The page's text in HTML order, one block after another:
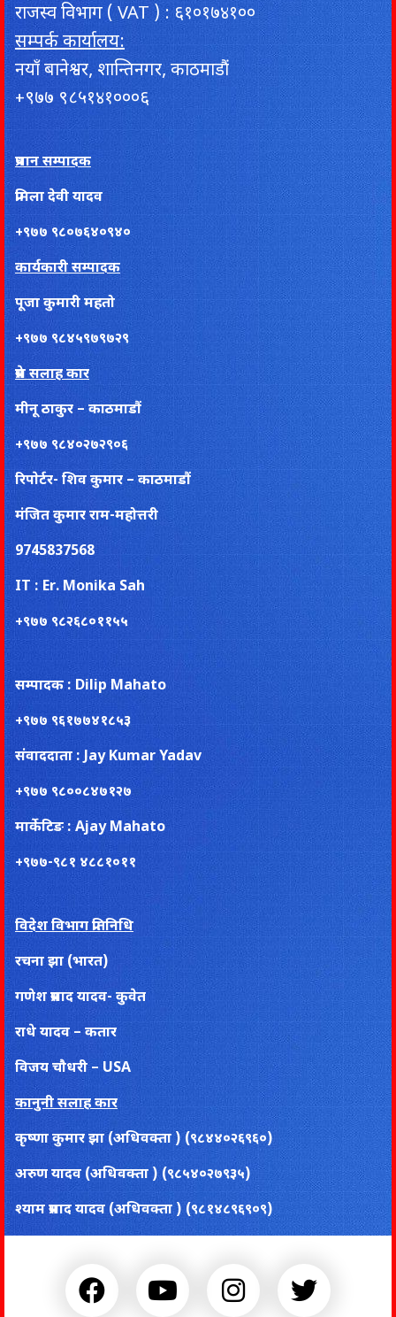
राजस्व विभाग ( VAT ) : ६१०१७४१००
सम्पर्क कार्यालय:
नयाँ बानेश्वर, शान्तिनगर, काठमाडौं
+९७७ ९८५१४१०००६
प्रधान सम्पादक
प्रमिला देवी यादव
+९७७ ९८०७६४०९४०
कार्यकारी सम्पादक
पूजा कुमारी महतो
+९७७ ९८४५९७९७२९
प्रेस सलाह कार
मीनू ठाकुर – काठमाडौं
+९७७ ९८४०२७२९०६
रिपाेर्टर- शिव कुमार – काठमाडौं
मंजित कुमार राम-महोत्तरी
9745837568
IT : Er. Monika Sah
+९७७ ९८२६८०११५५
सम्पादक : Dilip Mahato
+९७७ ९६१७७४१८५३
संवाददाता : Jay Kumar Yadav
+९७७ ९८००८४७१२७
मार्केटिङ : Ajay Mahato
+९७७-९८१ ४८८१०११
विदेश विभाग प्रतिनिधि
रचना झा (भारत)
गणेश प्रसाद यादव- कुवेत
राधे यादव – कतार
विजय चाैधरी – USA
कानुनी सलाह कार
कृष्णा कुमार झा (अधिवक्ता ) (९८४४०२६९६०)
अरुण यादव (अधिवक्ता ) (९८५४०२७९३५)
श्याम प्रसाद यादव (अधिवक्ता ) (९८१४८९६९०९)